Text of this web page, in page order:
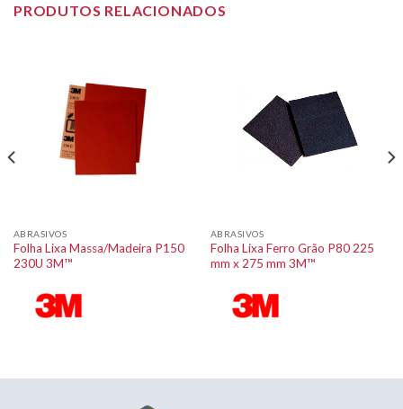
PRODUTOS RELACIONADOS
ABRASIVOS
Folha Lixa Massa/Madeira P150
230U 3M™
ABRASIVOS
Folha Lixa Ferro Grão P80 225
mm x 275 mm 3M™